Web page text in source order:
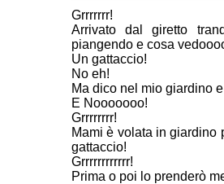
Grrrrrrr!
Arrivato dal giretto
piangendo e cosa
Un gattaccio!
No eh!
Ma dico nel mio giardino
E Nooooooo!
Grrrrrrrr!
Mami è volata in giardino
gattaccio!
Grrrrrrrrrrrr!
Prima o poi lo prenderò